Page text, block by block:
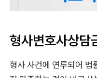
형사변호사상담
형사 사건에 연루되어 법